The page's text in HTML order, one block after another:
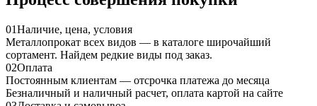
01Наличие, цена, условия
Металлопрокат всех видов — в каталоге широчайший
сортамент. Найдем редкие виды под заказ.
02Оплата
Постоянным клиентам — отсрочка платежа до месяца
Безналичный и наличный расчет, оплата картой на сайте